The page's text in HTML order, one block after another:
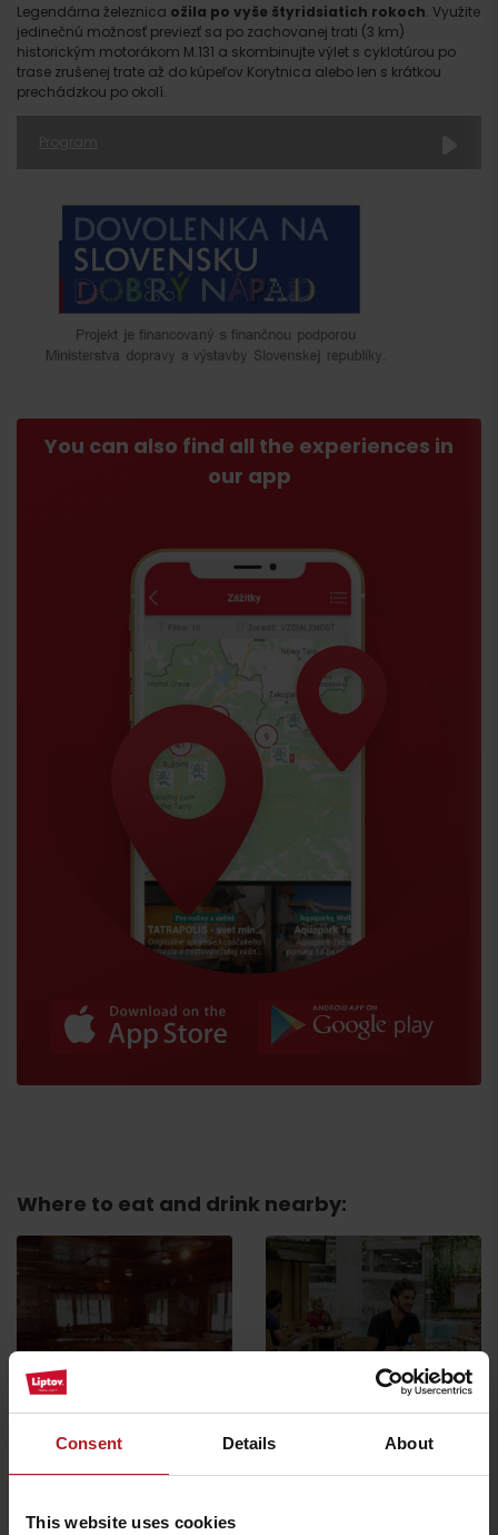
Consent Details About
This website uses cookies
Legendárna železnica ožila po vyše štyridsiatich rokoch. Využite
jedinečnú možnosť previezť sa po zachovanej trati (3 km)
historickým motorákom M.131 a skombinujte výlet s cyklotúrou po
trase zrušenej trate až do kúpeľov Korytnica alebo len s krátkou
prechádzkou po okolí.
You can also find all the experiences in
our app
Where to eat and drink nearby:
Jánošík’s hut
Liptovská Osada
Vlnka Restaurant
Liptovská Osada